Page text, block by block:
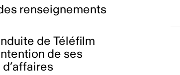
renseignements
de Téléfilm
de ses